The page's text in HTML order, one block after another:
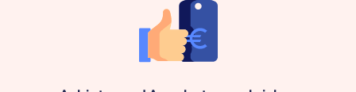
Persönlicher Kontakt bei komplexen Beratungen
Kurzfristige persönliche Termine möglich
Aufbau einer persönlichen Vertrauensbeziehung